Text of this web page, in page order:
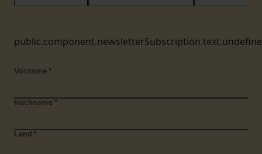
Vorname *
Nachname *
Land *